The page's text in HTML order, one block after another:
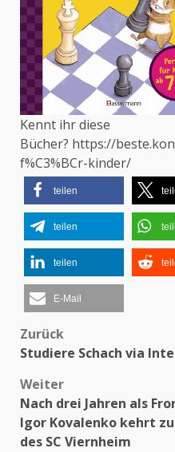
Kennt ihr diese
Bücher? https://
f%C3%BCr-kinder/
teilen
teilen
teilen
E-Mail
Zurück
Studiere Schach via
Weiter
Nach drei Jahren als
Igor Kovalenko kehrt
des SC Viernheim